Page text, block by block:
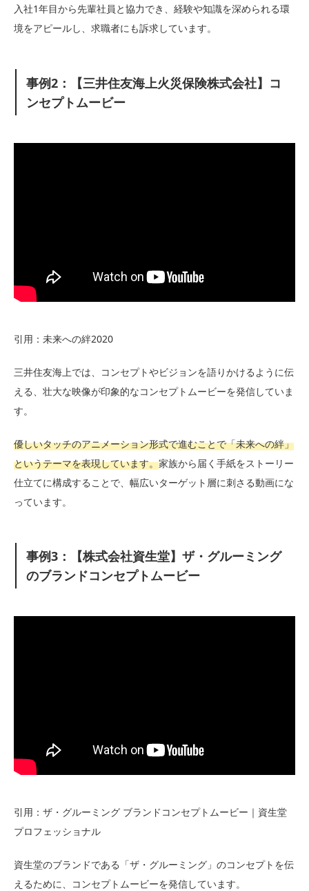
入社1年目から先輩社員と協力でき、経験や知識を深められる環
境をアピールし、求職者にも訴求しています。
事例2：【三井住友海上火災保険株式会社】コ
ンセプトムービー
引用：未来への絆2020
三井住友海上では、コンセプトやビジョンを語りかけるように伝
える、壮大な映像が印象的なコンセプトムービーを発信していま
す。
優しいタッチのアニメーション形式で進むことで「未来への絆」
というテーマを表現しています。家族から届く手紙をストーリー
仕立てに構成することで、幅広いターゲット層に刺さる動画にな
っています。
事例3：【株式会社資生堂】ザ・グルーミング
のブランドコンセプトムービー
引用：ザ・グルーミング ブランドコンセプトムービー｜資生堂
プロフェッショナル
資生堂のブランドである「ザ・グルーミング」のコンセプトを伝
えるために、コンセプトムービーを発信しています。